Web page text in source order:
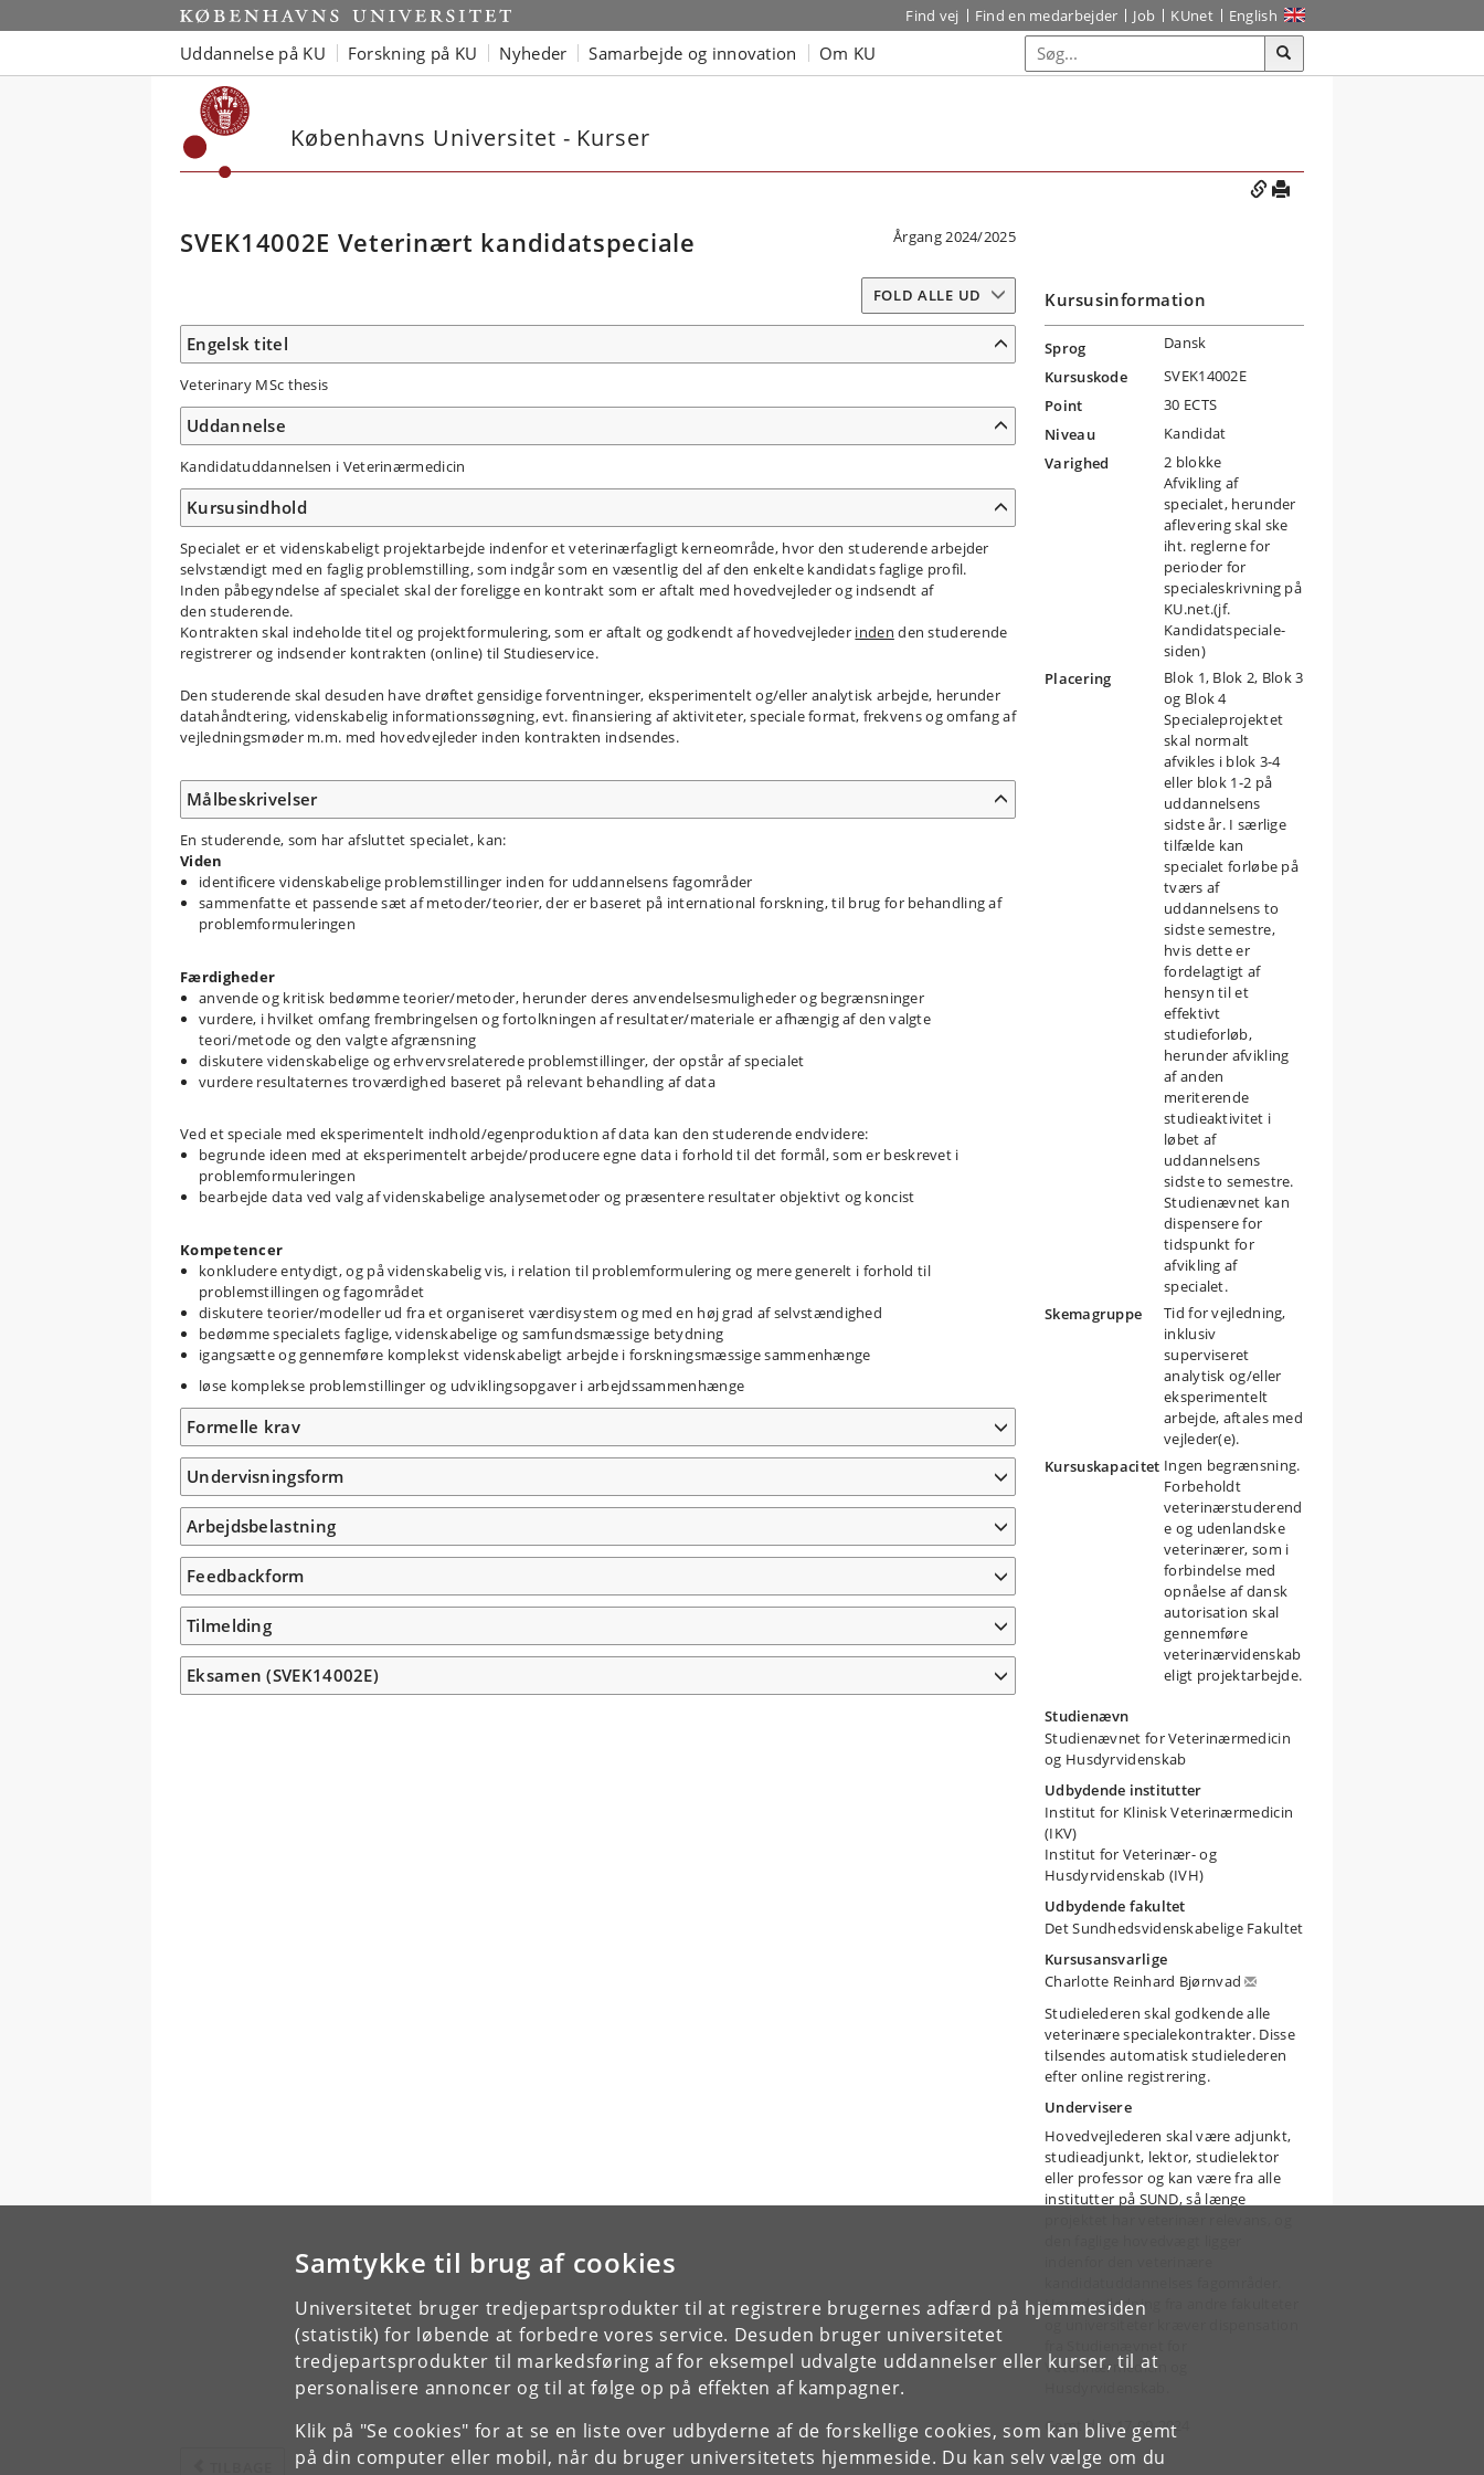
Samtykke til brug af cookies
Universitetet bruger tredjepartsprodukter til at registrere brugernes adfærd på hjemmesiden
(statistik) for løbende at forbedre vores service. Desuden bruger universitetet
tredjepartsprodukter til markedsføring af for eksempel udvalgte uddannelser eller kurser, til at
personalisere annoncer og til at følge op på effekten af kampagner.
Klik på "Se cookies" for at se en liste over udbyderne af de forskellige cookies, som kan blive gemt
på din computer eller mobil, når du bruger universitetets hjemmeside. Du kan selv vælge om du
Find vej Find en medarbejder Job KUnet English
Uddannelse på KU Forskning på KU Nyheder Samarbejde og innovation Om KU
Københavns Universitet - Kurser
SVEK14002E Veterinært kandidatspeciale Årgang 2024/2025
FOLD ALLE UD
Engelsk titel
Veterinary MSc thesis
Uddannelse
Kandidatuddannelsen i Veterinærmedicin
Kursusindhold
Specialet er et videnskabeligt projektarbejde indenfor et veterinærfagligt kerneområde, hvor den studerende arbejder
selvstændigt med en faglig problemstilling, som indgår som en væsentlig del af den enkelte kandidats faglige profil.
Inden påbegyndelse af specialet skal der foreligge en kontrakt som er aftalt med hovedvejleder og indsendt af
den studerende.
Kontrakten skal indeholde titel og projektformulering, som er aftalt og godkendt af hovedvejleder inden den studerende
registrerer og indsender kontrakten (online) til Studieservice.
Den studerende skal desuden have drøftet gensidige forventninger, eksperimentelt og/eller analytisk arbejde, herunder
datahåndtering, videnskabelig informationssøgning, evt. finansiering af aktiviteter, speciale format, frekvens og omfang af
vejledningsmøder m.m. med hovedvejleder inden kontrakten indsendes.
Målbeskrivelser
En studerende, som har afsluttet specialet, kan:
Viden
identificere videnskabelige problemstillinger inden for uddannelsens fagområder
sammenfatte et passende sæt af metoder/teorier, der er baseret på international forskning, til brug for behandling af
problemformuleringen
Færdigheder
anvende og kritisk bedømme teorier/metoder, herunder deres anvendelsesmuligheder og begrænsninger
vurdere, i hvilket omfang frembringelsen og fortolkningen af resultater/materiale er afhængig af den valgte
teori/metode og den valgte afgrænsning
diskutere videnskabelige og erhvervsrelaterede problemstillinger, der opstår af specialet
vurdere resultaternes troværdighed baseret på relevant behandling af data
Ved et speciale med eksperimentelt indhold/egenproduktion af data kan den studerende endvidere:
begrunde ideen med at eksperimentelt arbejde/producere egne data i forhold til det formål, som er beskrevet i
problemformuleringen
bearbejde data ved valg af videnskabelige analysemetoder og præsentere resultater objektivt og koncist
Kompetencer
konkludere entydigt, og på videnskabelig vis, i relation til problemformulering og mere generelt i forhold til
problemstillingen og fagområdet
diskutere teorier/modeller ud fra et organiseret værdisystem og med en høj grad af selvstændighed
bedømme specialets faglige, videnskabelige og samfundsmæssige betydning
igangsætte og gennemføre komplekst videnskabeligt arbejde i forskningsmæssige sammenhænge
løse komplekse problemstillinger og udviklingsopgaver i arbejdssammenhænge
Formelle krav
Undervisningsform
Arbejdsbelastning
Feedbackform
Tilmelding
Eksamen (SVEK14002E)
Kursusinformation
Sprog
Dansk
Kursuskode
SVEK14002E
Point
30 ECTS
Niveau
Kandidat
Varighed
2 blokke
Afvikling af
specialet, herunder
aflevering skal ske
iht. reglerne for
perioder for
specialeskrivning på
KU.net.(jf.
Kandidatspeciale-
siden)
Placering
Blok 1, Blok 2, Blok 3
og Blok 4
Specialeprojektet
skal normalt
afvikles i blok 3-4
eller blok 1-2 på
uddannelsens
sidste år. I særlige
tilfælde kan
specialet forløbe på
tværs af
uddannelsens to
sidste semestre,
hvis dette er
fordelagtigt af
hensyn til et
effektivt
studieforløb,
herunder afvikling
af anden
meriterende
studieaktivitet i
løbet af
uddannelsens
sidste to semestre.
Studienævnet kan
dispensere for
tidspunkt for
afvikling af
specialet.
Skemagruppe
Tid for vejledning,
inklusiv
superviseret
analytisk og/eller
eksperimentelt
arbejde, aftales med
vejleder(e).
Kursuskapacitet Ingen begrænsning.
Forbeholdt
veterinærstuderend
e og udenlandske
veterinærer, som i
forbindelse med
opnåelse af dansk
autorisation skal
gennemføre
veterinærvidenskab
eligt projektarbejde.
Studienævn
Studienævnet for Veterinærmedicin
og Husdyrvidenskab
Udbydende institutter
Institut for Klinisk Veterinærmedicin
(IKV)
Institut for Veterinær- og
Husdyrvidenskab (IVH)
Udbydende fakultet
Det Sundhedsvidenskabelige Fakultet
Kursusansvarlige
Charlotte Reinhard Bjørnvad
Studielederen skal godkende alle
veterinære specialekontrakter. Disse
tilsendes automatisk studielederen
efter online registrering.
Undervisere
Hovedvejlederen skal være adjunkt,
studieadjunkt, lektor, studielektor
eller professor og kan være fra alle
institutter på SUND, så længe
Hovedvejledning fra andre fakulteter
Veterinærmedicin og
Gemt den 17-09-2024